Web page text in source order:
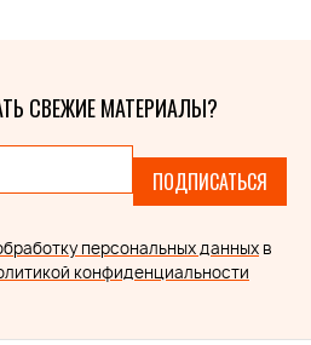
СВЕЖИЕ МАТЕРИАЛЫ?
ПОДПИСАТЬСЯ
персональных данных в
конфиденциальности